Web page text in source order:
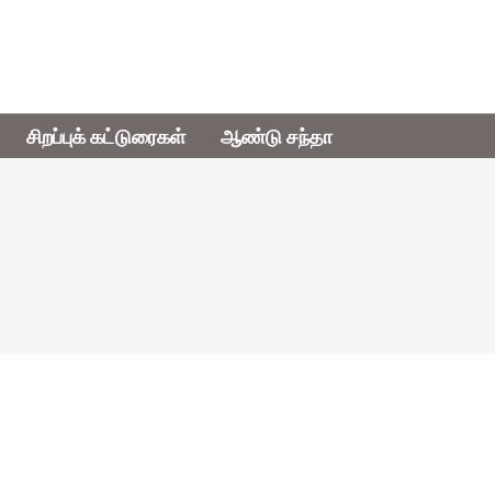
சிறப்புக் கட்டுரைகள் ஆண்டு சந்தா